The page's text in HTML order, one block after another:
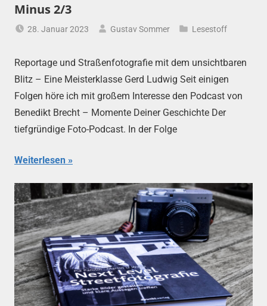
Minus 2/3
28. Januar 2023 Gustav Sommer Lesestoff
Reportage und Straßenfotografie mit dem unsichtbaren
Blitz – Eine Meisterklasse Gerd Ludwig Seit einigen
Folgen höre ich mit großem Interesse den Podcast von
Benedikt Brecht – Momente Deiner Geschichte Der
tiefgründige Foto-Podcast. In der Folge
Weiterlesen